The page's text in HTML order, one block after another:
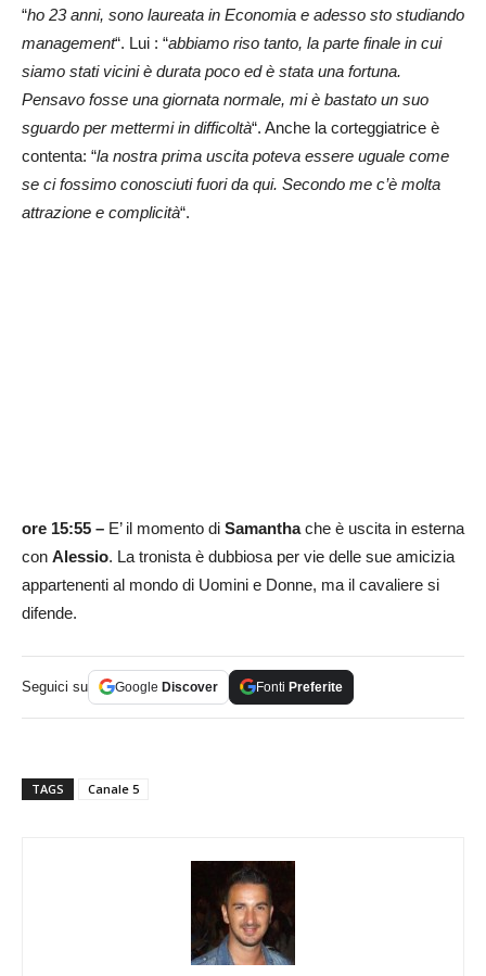
“ho 23 anni, sono laureata in Economia e adesso sto studiando
management“. Lui : “abbiamo riso tanto, la parte finale in cui
siamo stati vicini è durata poco ed è stata una fortuna.
Pensavo fosse una giornata normale, mi è bastato un suo
sguardo per mettermi in difficoltà“. Anche la corteggiatrice è
contenta: “la nostra prima uscita poteva essere uguale come
se ci fossimo conosciuti fuori da qui. Secondo me c’è molta
attrazione e complicità“.
ore 15:55 – E’ il momento di Samanthache è uscita in esterna
con Alessio. La tronista è dubbiosa per vie delle sue amicizia
appartenenti al mondo di Uomini e Donne, ma il cavaliere si
difende.
Seguici su Google Discover Fonti Preferite
TAGS Canale 5